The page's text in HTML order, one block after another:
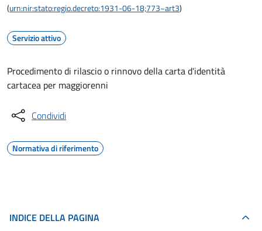
(urn:nir:stato:regio.decreto:1931-06-18;773~art3)
Servizio attivo
Procedimento di rilascio o rinnovo della carta d'identità
cartacea per maggiorenni
Condividi
Normativa di riferimento
INDICE DELLA PAGINA